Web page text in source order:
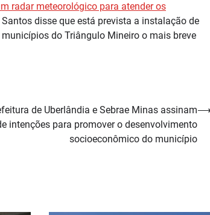
radar meteorológico para atender os
disse que está prevista a instalação de
do Triângulo Mineiro o mais breve
de Uberlândia e Sebrae Minas assinam
intenções para promover o desenvolvimento
socioeconômico do município